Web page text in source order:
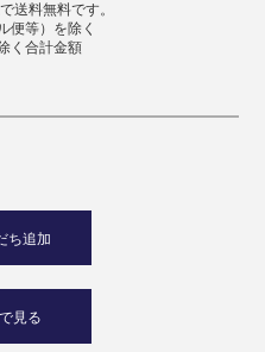
送料無料です。
便等）を除く
く合計金額
ち追加
見る